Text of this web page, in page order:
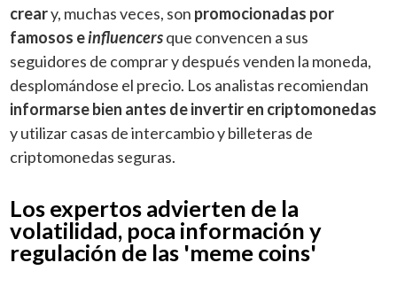
creary, muchas veces, son promocionadas por
famosos einfluencersque convencen a sus
seguidores de comprar y después venden la moneda,
desplomándose el precio. Los analistas recomiendan
informarse bien antes de invertir en criptomonedas
y utilizar casas de intercambio y billeteras de
criptomonedas seguras.
Los expertos advierten de la
volatilidad, poca información y
regulación de las 'meme coins'